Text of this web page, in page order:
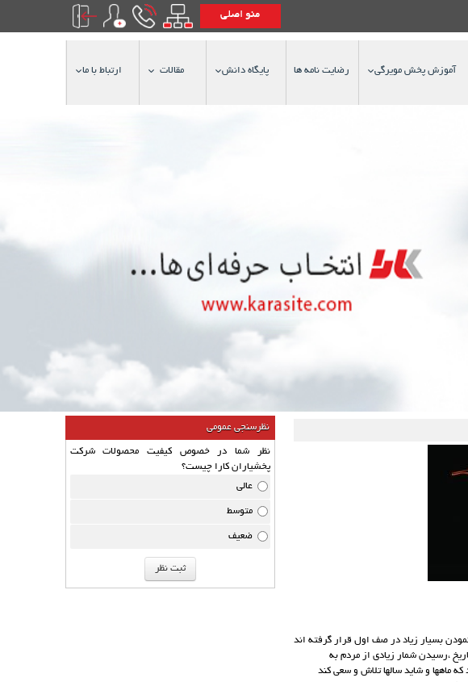
منو اصلی
آموزش پخش مویرگی رضایت نامه ها پایگاه دانش مقالات ارتباط با ما
بسیار زیاد در صف اول قرار گرفته اند
،رسیدن شمار زیادی از مردم به
ماهها و شاید سالها تلاش و سعی کند
نظرسنجی عمومی
نظر شما در خصوص کیفیت محصولات شرکت
پخشیاران کارا چیست؟
عالی
متوسط
ضعیف